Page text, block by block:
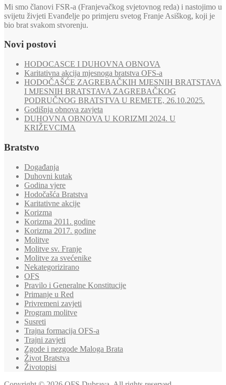
Mi smo članovi FSR-a (Franjevačkog svjetovnog reda) i nastojimo u
svijetu živjeti Evanđelje po primjeru svetog Franje Asiškog, koji je
bio brat svakom stvorenju.
Novi postovi
HODOCASCE I DUHOVNA OBNOVA
Karitativna akcija mjesnoga bratstva OFS-a
HODOČAŠĆE ZAGREBAČKIH MJESNIH BRATSTAVA
I MJESNIH BRATSTAVA ZAGREBAČKOG
PODRUČNOG BRATSTVA U REMETE, 26.10.2025.
Godišnja obnova zavjeta
DUHOVNA OBNOVA U KORIZMI 2024. U
KRIŽEVCIMA
Bratstvo
Događanja
Duhovni kutak
Godina vjere
Hodočašća Bratstva
Karitativne akcije
Korizma
Korizma 2011. godine
Korizma 2017. godine
Molitve
Molitve sv. Franje
Molitve za svećenike
Nekategorizirano
OFS
Pravilo i Generalne Konstitucije
Primanje u Red
Privremeni zavjeti
Program molitve
Susreti
Trajna formacija OFS-a
Trajni zavjeti
Zgode i nezgode Maloga Brata
Život Bratstva
Životopisi